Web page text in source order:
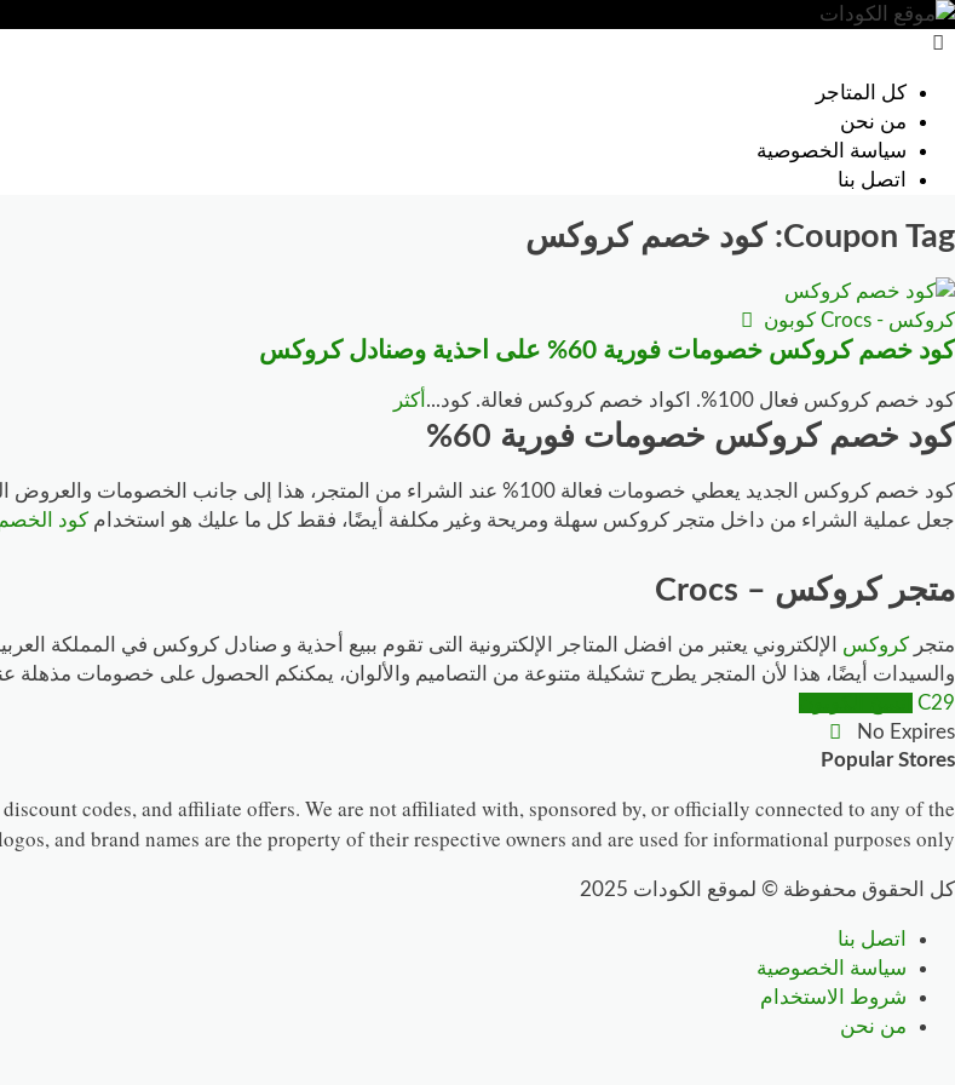
تخطي
المحتوىكل المتاجر
من نحن
سياسة الخصوصية
اتصل بنا
Coupon Tag: كود خصم كروكس
كروكس - Crocs كوبون
كود خصم كروكس خصومات فورية 60% على احذية وصنادل كروكس
كود خصم كروكس فعال 100%. اكواد خصم كروكس فعالة. كود ... أكثر
كود خصم كروكس خصومات فورية 60%
كود خصم كروكس الجديد يعطي خصومات فعالة 100% عند الشراء من المتجر، هذا
جعل عملية الشراء من داخل متجر كروكس سهلة ومريحة وغير مكلفة أيضًا، فقط كل ما عليك هو استخدام كود الخصم
متجر كروكس – Crocs
متجر كروكس الإلكتروني يعتبر من افضل المتاجر الإلكترونية التى تقوم ببيع أحذية و صنادل كروكس في المملكة
والسيدات أيضًا، هذا لأن المتجر يطرح تشكيلة متنوعة من التصاميم والألوان، يمكنكم الحصول على خصومات
C29
No Expires
Popular Stores
codes, and affiliate offers. We are not affiliated with, sponsored by, or officially connected to any of the
and brand names are the property of their respective owners and are used for informational purposes only.
كل الحقوق محفوظة © لموقع الكودات 2025
اتصل بنا
سياسة الخصوصية
شروط الاستخدام
من نحن